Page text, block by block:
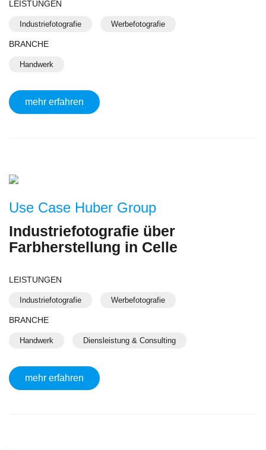
LEISTUNGEN
Industriefotografie Werbefotografie
BRANCHE
Handwerk
mehr erfahren
Use Case Huber Group
Industriefotografie über
Farbherstellung in Celle
LEISTUNGEN
Industriefotografie Werbefotografie
BRANCHE
Handwerk Diensleistung & Consulting
mehr erfahren